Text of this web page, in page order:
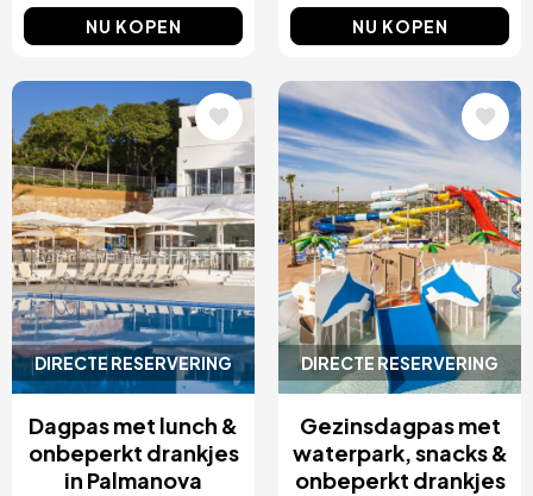
NU KOPEN NU KOPEN
DIRECTE RESERVERING
Afbeelding
Dagpas met lunch &
onbeperkt drankjes
in Palmanova
DIRECTE RESERVERING
Afbeelding
Gezinsdagpas met
waterpark, snacks &
onbeperkt drankjes